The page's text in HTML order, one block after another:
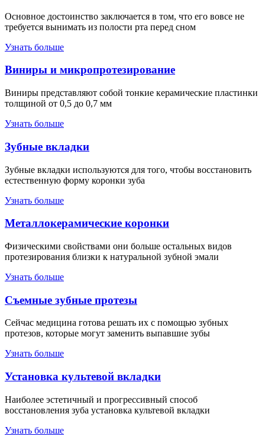
Основное достоинство заключается в том, что его вовсе не
требуется вынимать из полости рта перед сном
Узнать больше
Виниры и микропротезирование
Виниры представляют собой тонкие керамические пластинки
толщиной от 0,5 до 0,7 мм
Узнать больше
Зубные вкладки
Зубные вкладки используются для того, чтобы восстановить
естественную форму коронки зуба
Узнать больше
Металлокерамические коронки
Физическими свойствами они больше остальных видов
протезирования близки к натуральной зубной эмали
Узнать больше
Съемные зубные протезы
Сейчас медицина готова решать их с помощью зубных
протезов, которые могут заменить выпавшие зубы
Узнать больше
Установка культевой вкладки
Наиболее эстетичный и прогрессивный способ
восстановления зуба установка культевой вкладки
Узнать больше